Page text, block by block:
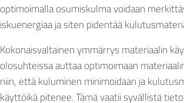
optimoimalla osumiskulma voidaan
iskuenergiaa ja siten pidentää
Kokonaisvaltainen ymmärrys materiaalin
olosuhteissa auttaa optimoimaan
niin, että kuluminen minimoidaan ja
käyttöikä pitenee. Tämä vaatii syvällistä